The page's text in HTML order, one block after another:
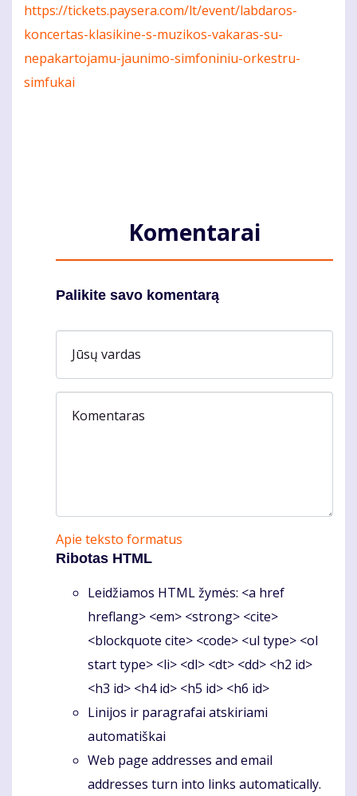
https://tickets.paysera.com/lt/event/labdaros-
koncertas-klasikine-s-muzikos-vakaras-su-
nepakartojamu-jaunimo-simfoniniu-orkestru-
simfukai
Komentarai
Palikite savo komentarą
Jūsų vardas
Komentaras
Apie teksto formatus
Ribotas HTML
Leidžiamos HTML žymės: <a href
hreflang> <em> <strong> <cite>
<blockquote cite> <code> <ul type> <ol
start type> <li> <dl> <dt> <dd> <h2 id>
<h3 id> <h4 id> <h5 id> <h6 id>
Linijos ir paragrafai atskiriami
automatiškai
Web page addresses and email
addresses turn into links automatically.